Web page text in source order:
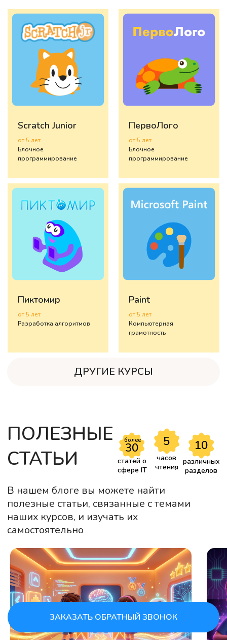
Scratch Junior
от 5 лет
Блочное
программирование
ПервоЛого
от 5 лет
Блочное
программирование
Пиктомир
от 5 лет
Разработка алгоритмов
Paint
от 5 лет
Компьютерная
грамотность
ЗАКАЗАТЬ ОБРАТНЫЙ ЗВОНОК